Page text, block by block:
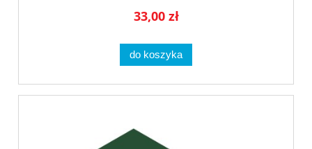
33,00 zł
do koszyka